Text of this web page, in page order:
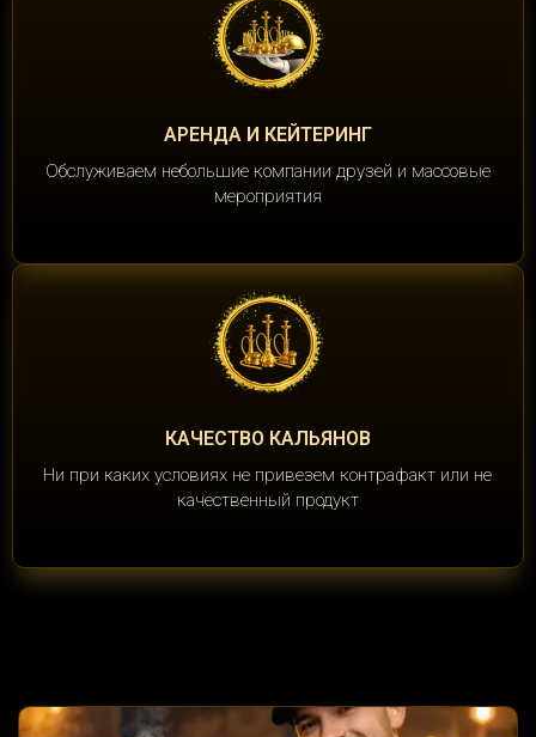
АРЕНДА И КЕЙТЕРИНГ
Обслуживаем небольшие компании друзей и массовые
мероприятия
КАЧЕСТВО КАЛЬЯНОВ
Ни при каких условиях не привезем контрафакт или не
качественный продукт